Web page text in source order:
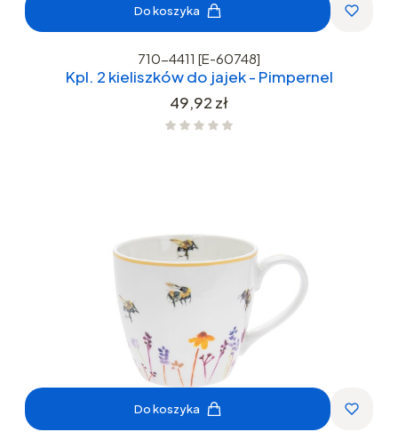
Do koszyka
710-4411 [E-60748]
Kpl. 2 kieliszków do jajek - Pimpernel
Cena
49,92 zł
Do koszyka